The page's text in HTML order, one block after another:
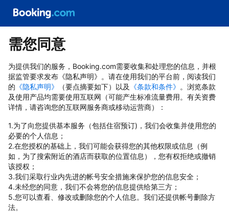
需您同意
为提供我们的服务，Booking.com需要收集和处理您的信息，并根
据监管要求发布《隐私声明》。请在使用我们的平台前，阅读我们
的 《隐私声明》 （要点摘要如下）以及 《条款和条件》 。浏览条款
及使用产品均需要使用互联网（可能产生标准流量费用。有关资费
详情，请咨询您的互联网服务商或移动运营商）：
1.为了向您提供基本服务（包括住宿预订)，我们会收集并使用您的
必要的个人信息；
2.在您授权的基础上，我们可能会获得您的其他权限或信息（例
如，为了搜索附近的酒店而获取的位置信息），您有权拒绝或撤销
该授权；
3.我们采取行业内先进的帐号安全措施来保护您的信息安全；
4.未经您的同意，我们不会将您的信息提供给第三方；
5.您可以查看、修改或删除您的个人信息。我们还提供帐号删除方
法。